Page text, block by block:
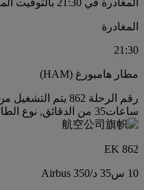
المغادرة
21:30
مطار هامبورغ (HAM)
ساعات35 من الدقائق, نوع الطائرة Airbus 350
EK 862
10 س 35 د /
Airbus 350